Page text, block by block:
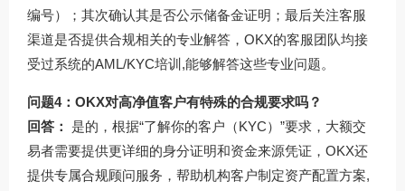
编号）；其次确认其是否公示储备金证明；最后关注客服
渠道是否提供合规相关的专业解答，OKX的客服团队均接
受过系统的AML/KYC培训,能够解答这些专业问题。
问题4：OKX对高净值客户有特殊的合规要求吗？
回答：
是的，根据“了解你的客户（KYC）”要求，大额交
易者需要提供更详细的身分证明和资金来源凭证，OKX还
提供专属合规顾问服务，帮助机构客户制定资产配置方案,